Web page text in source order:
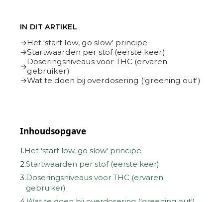
IN DIT ARTIKEL
Het 'start low, go slow' principe
Startwaarden per stof (eerste keer)
Doseringsniveaus voor THC (ervaren
gebruiker)
Wat te doen bij overdosering ('greening out')
Inhoudsopgave
1.Het 'start low, go slow' principe
2.Startwaarden per stof (eerste keer)
3.Doseringsniveaus voor THC (ervaren
gebruiker)